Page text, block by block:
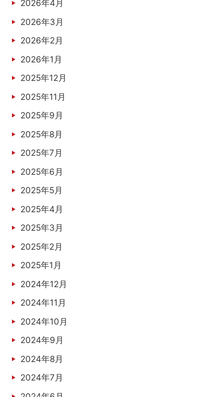
2026年4月
2026年3月
2026年2月
2026年1月
2025年12月
2025年11月
2025年9月
2025年8月
2025年7月
2025年6月
2025年5月
2025年4月
2025年3月
2025年2月
2025年1月
2024年12月
2024年11月
2024年10月
2024年9月
2024年8月
2024年7月